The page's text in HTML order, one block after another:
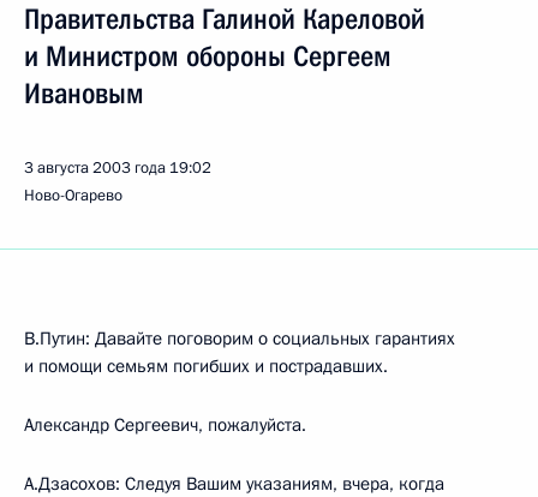
Правительства Галиной Кареловой
и Министром обороны Сергеем
Ивановым
3 августа 2003 года 19:02
Ново-Огарево
В.Путин: Давайте поговорим о социальных гарантиях
и помощи семьям погибших и пострадавших.
Александр Сергеевич, пожалуйста.
А.Дзасохов: Следуя Вашим указаниям, вчера, когда